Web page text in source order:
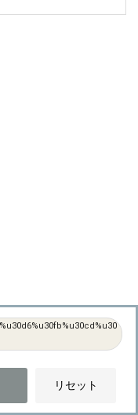
リセット